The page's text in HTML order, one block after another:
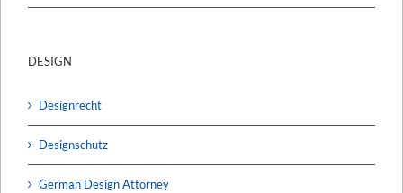
DESIGN
Designrecht
Designschutz
German Design Attorney